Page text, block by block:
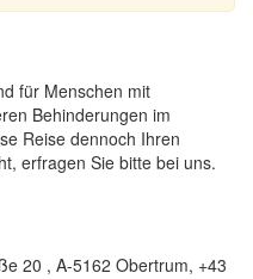
für Menschen mit
Behinderungen im
Reise dennoch Ihren
erfragen Sie bitte bei uns.
20 , A-5162 Obertrum, +43